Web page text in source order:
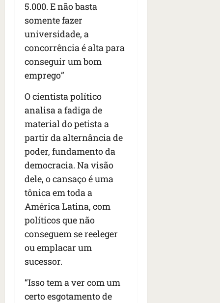
5.000. E não basta
somente fazer
universidade, a
concorrência é alta para
conseguir um bom
emprego”
O cientista político
analisa a fadiga de
material do petista a
partir da alternância de
poder, fundamento da
democracia. Na visão
dele, o cansaço é uma
tônica em toda a
América Latina, com
políticos que não
conseguem se reeleger
ou emplacar um
sucessor.
“Isso tem a ver com um
certo esgotamento de